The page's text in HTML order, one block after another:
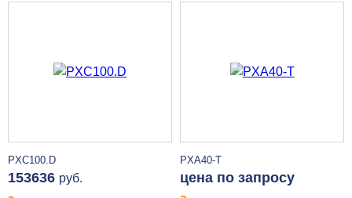
PXC100.D
153636 руб.
PXA40-T
цена по запросу